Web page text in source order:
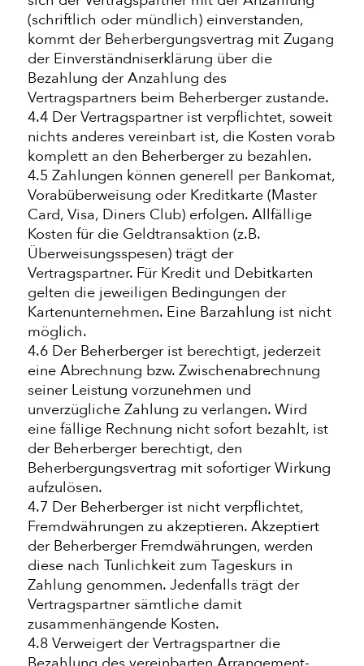
(schriftlich oder mündlich) einverstanden,
kommt der Beherbergungsvertrag mit Zugang
der Einverständniserklärung über die
Bezahlung der Anzahlung des
Vertragspartners beim Beherberger zustande.
4.4 Der Vertragspartner ist verpflichtet, soweit
nichts anderes vereinbart ist, die Kosten vorab
komplett an den Beherberger zu bezahlen.
4.5 Zahlungen können generell per Bankomat,
Vorabüberweisung oder Kreditkarte (Master
Card, Visa, Diners Club) erfolgen. Allfällige
Kosten für die Geldtransaktion (z.B.
Überweisungsspesen) trägt der
Vertragspartner. Für Kredit und Debitkarten
gelten die jeweiligen Bedingungen der
Kartenunternehmen. Eine Barzahlung ist nicht
möglich.
4.6 Der Beherberger ist berechtigt, jederzeit
eine Abrechnung bzw. Zwischenabrechnung
seiner Leistung vorzunehmen und
unverzügliche Zahlung zu verlangen. Wird
eine fällige Rechnung nicht sofort bezahlt, ist
der Beherberger berechtigt, den
Beherbergungsvertrag mit sofortiger Wirkung
aufzulösen.
4.7 Der Beherberger ist nicht verpflichtet,
Fremdwährungen zu akzeptieren. Akzeptiert
der Beherberger Fremdwährungen, werden
diese nach Tunlichkeit zum Tageskurs in
Zahlung genommen. Jedenfalls trägt der
Vertragspartner sämtliche damit
zusammenhängende Kosten.
4.8 Verweigert der Vertragspartner die